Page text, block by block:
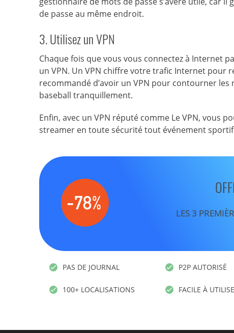
de passe au même endroit.
3. Utilisez un VPN
Chaque fois que vous vous connectez à Internet
un VPN. Un VPN chiffre votre trafic Internet pour
recommandé d’avoir un VPN pour contourner
baseball tranquillement.
Enfin, avec un VPN réputé comme Le VPN, vous
streamer en toute sécurité tout événement
LES 3
PAS DE JOURNAL
100+ LOCALISATIONS
P2P AUTORISÉ
FACILE À